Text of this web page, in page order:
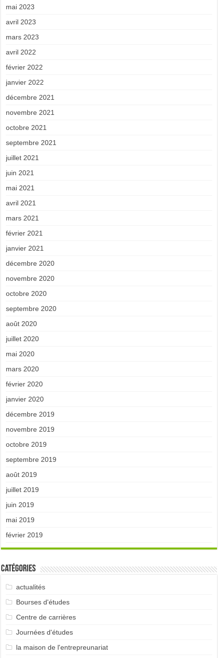
mai 2023
avril 2023
mars 2023
avril 2022
février 2022
janvier 2022
décembre 2021
novembre 2021
octobre 2021
septembre 2021
juillet 2021
juin 2021
mai 2021
avril 2021
mars 2021
février 2021
janvier 2021
décembre 2020
novembre 2020
octobre 2020
septembre 2020
août 2020
juillet 2020
mai 2020
mars 2020
février 2020
janvier 2020
décembre 2019
novembre 2019
octobre 2019
septembre 2019
août 2019
juillet 2019
juin 2019
mai 2019
février 2019
Catégories
actualités
Bourses d'études
Centre de carrières
Journées d'études
la maison de l'entrepreunariat